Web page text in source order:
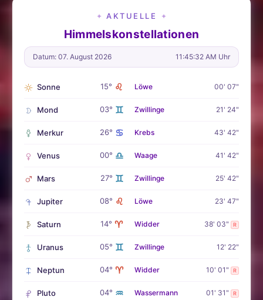
✦ AKTUELLE ✦
Himmelskonstellationen
Datum: 07. August 2026 11:45:34 AM Uhr
Sonne 15° ♌ Löwe 00' 07"
Mond 03° ♊ Zwillinge 21' 24"
Merkur 26° ♋ Krebs 43' 42"
Venus 00° ♎ Waage 41' 42"
Mars 27° ♊ Zwillinge 25' 42"
Jupiter 08° ♌ Löwe 23' 47"
Saturn 14° ♈ Widder 38' 03" R
Uranus 05° ♊ Zwillinge 12' 22"
Neptun 04° ♈ Widder 10' 01" R
Pluto 04° ♒ Wassermann 01' 31" R